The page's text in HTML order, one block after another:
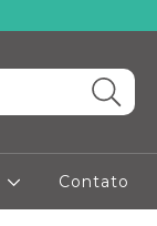
Contato